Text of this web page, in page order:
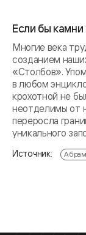
Если бы камни
Многие века
созданием
«Столбов».
в любом
крохотной не
неотделимы от
переросла
уникального
Источник: